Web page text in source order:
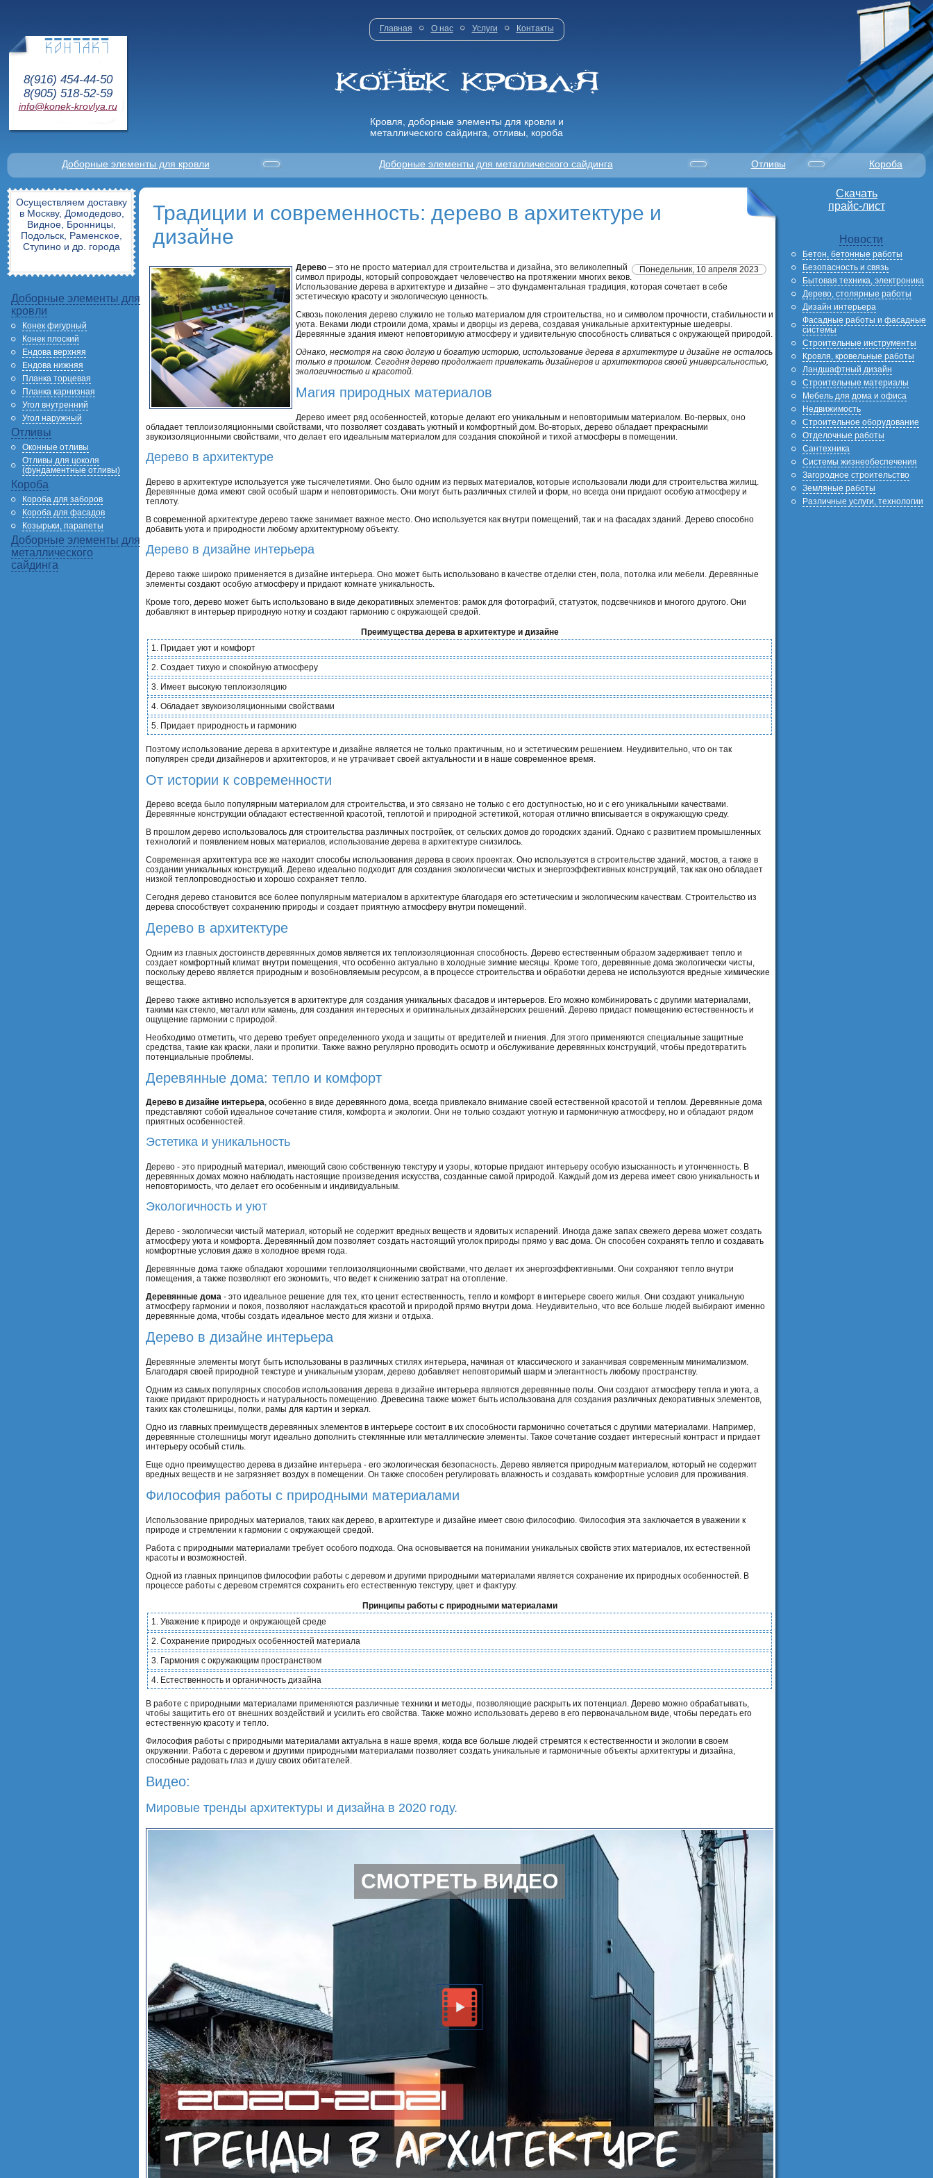
8(916) 454-44-50
8(905) 518-52-59
info@konek-krovlya.ru
Главная О нас Услуги Контакты
Кровля, доборные элементы для кровли и
металлического сайдинга, отливы, короба
Доборные элементы для кровли Доборные элементы для металлического сайдинга Отливы Короба
Осуществляем доставку
в Москву, Домодедово,
Видное, Бронницы,
Подольск, Раменское,
Ступино и др. города
Доборные элементы для
кровли
Конек фигурный
Конек плоский
Ендова верхняя
Ендова нижняя
Планка торцевая
Планка карнизная
Угол внутренний
Угол наружный
Отливы
Оконные отливы
Отливы для цоколя
(фундаментные отливы)
Короба
Короба для заборов
Короба для фасадов
Козырьки, парапеты
Доборные элементы для
металлического
сайдинга
Традиции и современность: дерево в архитектуре и
дизайне
Понедельник, 10 апреля 2023
Дерево – это не просто материал для строительства и дизайна, это великолепный
символ природы, который сопровождает человечество на протяжении многих веков.
Использование дерева в архитектуре и дизайне – это фундаментальная традиция, которая сочетает в себе
эстетическую красоту и экологическую ценность.
Сквозь поколения дерево служило не только материалом для строительства, но и символом прочности, стабильности и
уюта. Веками люди строили дома, храмы и дворцы из дерева, создавая уникальные архитектурные шедевры.
Деревянные здания имеют неповторимую атмосферу и удивительную способность сливаться с окружающей природой.
Однако, несмотря на свою долгую и богатую историю, использование дерева в архитектуре и дизайне не осталось
только в прошлом. Сегодня дерево продолжает привлекать дизайнеров и архитекторов своей универсальностью,
экологичностью и красотой.
Магия природных материалов
Дерево имеет ряд особенностей, которые делают его уникальным и неповторимым материалом. Во-первых, оно
обладает теплоизоляционными свойствами, что позволяет создавать уютный и комфортный дом. Во-вторых, дерево обладает прекрасными
звукоизоляционными свойствами, что делает его идеальным материалом для создания спокойной и тихой атмосферы в помещении.
Дерево в архитектуре
Дерево в архитектуре используется уже тысячелетиями. Оно было одним из первых материалов, которые использовали люди для строительства жилищ.
Деревянные дома имеют свой особый шарм и неповторимость. Они могут быть различных стилей и форм, но всегда они придают особую атмосферу и
теплоту.
В современной архитектуре дерево также занимает важное место. Оно используется как внутри помещений, так и на фасадах зданий. Дерево способно
добавить уюта и природности любому архитектурному объекту.
Дерево в дизайне интерьера
Дерево также широко применяется в дизайне интерьера. Оно может быть использовано в качестве отделки стен, пола, потолка или мебели. Деревянные
элементы создают особую атмосферу и придают комнате уникальность.
Кроме того, дерево может быть использовано в виде декоративных элементов: рамок для фотографий, статуэток, подсвечников и многого другого. Они
добавляют в интерьер природную нотку и создают гармонию с окружающей средой.
Преимущества дерева в архитектуре и дизайне
1. Придает уют и комфорт
2. Создает тихую и спокойную атмосферу
3. Имеет высокую теплоизоляцию
4. Обладает звукоизоляционными свойствами
5. Придает природность и гармонию
Поэтому использование дерева в архитектуре и дизайне является не только практичным, но и эстетическим решением. Неудивительно, что он так
популярен среди дизайнеров и архитекторов, и не утрачивает своей актуальности и в наше современное время.
От истории к современности
Дерево всегда было популярным материалом для строительства, и это связано не только с его доступностью, но и с его уникальными качествами.
Деревянные конструкции обладают естественной красотой, теплотой и природной эстетикой, которая отлично вписывается в окружающую среду.
В прошлом дерево использовалось для строительства различных постройек, от сельских домов до городских зданий. Однако с развитием промышленных
технологий и появлением новых материалов, использование дерева в архитектуре снизилось.
Современная архитектура все же находит способы использования дерева в своих проектах. Оно используется в строительстве зданий, мостов, а также в
создании уникальных конструкций. Дерево идеально подходит для создания экологически чистых и энергоэффективных конструкций, так как оно обладает
низкой теплопроводностью и хорошо сохраняет тепло.
Сегодня дерево становится все более популярным материалом в архитектуре благодаря его эстетическим и экологическим качествам. Строительство из
дерева способствует сохранению природы и создает приятную атмосферу внутри помещений.
Дерево в архитектуре
Одним из главных достоинств деревянных домов является их теплоизоляционная способность. Дерево естественным образом задерживает тепло и
создает комфортный климат внутри помещения, что особенно актуально в холодные зимние месяцы. Кроме того, деревянные дома экологически чисты,
поскольку дерево является природным и возобновляемым ресурсом, а в процессе строительства и обработки дерева не используются вредные химические
вещества.
Дерево также активно используется в архитектуре для создания уникальных фасадов и интерьеров. Его можно комбинировать с другими материалами,
такими как стекло, металл или камень, для создания интересных и оригинальных дизайнерских решений. Дерево придаст помещению естественность и
ощущение гармонии с природой.
Необходимо отметить, что дерево требует определенного ухода и защиты от вредителей и гниения. Для этого применяются специальные защитные
средства, такие как краски, лаки и пропитки. Также важно регулярно проводить осмотр и обслуживание деревянных конструкций, чтобы предотвратить
потенциальные проблемы.
Деревянные дома: тепло и комфорт
Дерево в дизайне интерьера, особенно в виде деревянного дома, всегда привлекало внимание своей естественной красотой и теплом. Деревянные дома
представляют собой идеальное сочетание стиля, комфорта и экологии. Они не только создают уютную и гармоничную атмосферу, но и обладают рядом
приятных особенностей.
Эстетика и уникальность
Дерево - это природный материал, имеющий свою собственную текстуру и узоры, которые придают интерьеру особую изысканность и утонченность. В
деревянных домах можно наблюдать настоящие произведения искусства, созданные самой природой. Каждый дом из дерева имеет свою уникальность и
неповторимость, что делает его особенным и индивидуальным.
Экологичность и уют
Дерево - экологически чистый материал, который не содержит вредных веществ и ядовитых испарений. Иногда даже запах свежего дерева может создать
атмосферу уюта и комфорта. Деревянный дом позволяет создать настоящий уголок природы прямо у вас дома. Он способен сохранять тепло и создавать
комфортные условия даже в холодное время года.
Деревянные дома также обладают хорошими теплоизоляционными свойствами, что делает их энергоэффективными. Они сохраняют тепло внутри
помещения, а также позволяют его экономить, что ведет к снижению затрат на отопление.
Деревянные дома - это идеальное решение для тех, кто ценит естественность, тепло и комфорт в интерьере своего жилья. Они создают уникальную
атмосферу гармонии и покоя, позволяют наслаждаться красотой и природой прямо внутри дома. Неудивительно, что все больше людей выбирают именно
деревянные дома, чтобы создать идеальное место для жизни и отдыха.
Дерево в дизайне интерьера
Деревянные элементы могут быть использованы в различных стилях интерьера, начиная от классического и заканчивая современным минимализмом.
Благодаря своей природной текстуре и уникальным узорам, дерево добавляет неповторимый шарм и элегантность любому пространству.
Одним из самых популярных способов использования дерева в дизайне интерьера являются деревянные полы. Они создают атмосферу тепла и уюта, а
также придают природность и натуральность помещению. Древесина также может быть использована для создания различных декоративных элементов,
таких как столешницы, полки, рамы для картин и зеркал.
Одно из главных преимуществ деревянных элементов в интерьере состоит в их способности гармонично сочетаться с другими материалами. Например,
деревянные столешницы могут идеально дополнить стеклянные или металлические элементы. Такое сочетание создает интересный контраст и придает
интерьеру особый стиль.
Еще одно преимущество дерева в дизайне интерьера - его экологическая безопасность. Дерево является природным материалом, который не содержит
вредных веществ и не загрязняет воздух в помещении. Он также способен регулировать влажность и создавать комфортные условия для проживания.
Философия работы с природными материалами
Использование природных материалов, таких как дерево, в архитектуре и дизайне имеет свою философию. Философия эта заключается в уважении к
природе и стремлении к гармонии с окружающей средой.
Работа с природными материалами требует особого подхода. Она основывается на понимании уникальных свойств этих материалов, их естественной
красоты и возможностей.
Одной из главных принципов философии работы с деревом и другими природными материалами является сохранение их природных особенностей. В
процессе работы с деревом стремятся сохранить его естественную текстуру, цвет и фактуру.
Принципы работы с природными материалами
1. Уважение к природе и окружающей среде
2. Сохранение природных особенностей материала
3. Гармония с окружающим пространством
4. Естественность и органичность дизайна
В работе с природными материалами применяются различные техники и методы, позволяющие раскрыть их потенциал. Дерево можно обрабатывать,
чтобы защитить его от внешних воздействий и усилить его свойства. Также можно использовать дерево в его первоначальном виде, чтобы передать его
естественную красоту и тепло.
Философия работы с природными материалами актуальна в наше время, когда все больше людей стремятся к естественности и экологии в своем
окружении. Работа с деревом и другими природными материалами позволяет создать уникальные и гармоничные объекты архитектуры и дизайна,
способные радовать глаз и душу своих обитателей.
Видео:
Мировые тренды архитектуры и дизайна в 2020 году.
СМОТРЕТЬ ВИДЕО
Скачать
прайс-лист
Новости
Бетон, бетонные работы
Безопасность и связь
Бытовая техника, электроника
Дерево, столярные работы
Дизайн интерьера
Фасадные работы и фасадные
системы
Строительные инструменты
Кровля, кровельные работы
Ландшафтный дизайн
Строительные материалы
Мебель для дома и офиса
Недвижимость
Строительное оборудование
Отделочные работы
Сантехника
Системы жизнеобеспечения
Загородное строительство
Земляные работы
Различные услуги, технологии